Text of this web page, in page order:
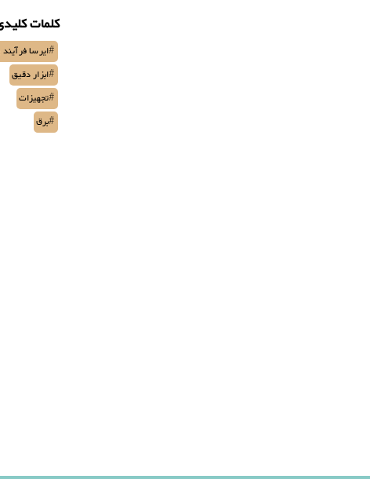
کلمات
#ایرسا
#ابزار دقیق
#تجهیزات
#برق